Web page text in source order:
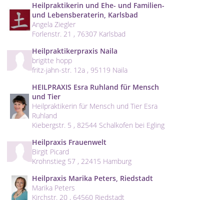
Heilpraktikerin und Ehe- und Familien-
und Lebensberaterin, Karlsbad
Angela Ziegler
Forlenstr. 21 , 76307 Karlsbad
Heilpraktikerpraxis Naila
brigitte hopp
fritz-jahn-str. 12a , 95119 Naila
HEILPRAXIS Esra Ruhland für Mensch
und Tier
Heilpraktikerin für Mensch und Tier Esra
Ruhland
Kiebergstr. 5 , 82544 Schalkofen bei Egling
Heilpraxis Frauenwelt
Birgit Picard
Krohnstieg 57 , 22415 Hamburg
Heilpraxis Marika Peters, Riedstadt
Marika Peters
Kirchstr. 20 , 64560 Riedstadt